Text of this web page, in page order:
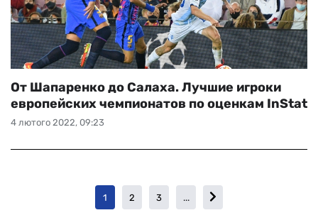
4 лютого 2022, 09:23
От Шапаренко до Салаха. Лучшие игроки
европейских чемпионатов по оценкам InStat
1 2 3 ...